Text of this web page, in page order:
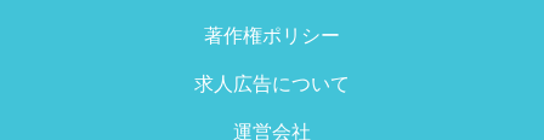
著作権ポリシー
求人広告について
運営会社